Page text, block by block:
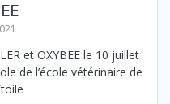
et OXYBEE le 10 juillet
de l’école vétérinaire de